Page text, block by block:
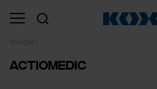
Actiomedic